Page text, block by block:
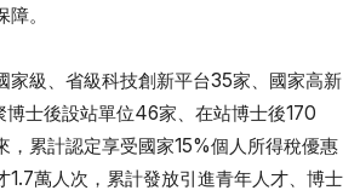
。
家級、省級科技創新平台35家、國家高新
士後設站單位46家、在站博士後170
，累計認定享受國家15%個人所得稅優惠
1.7萬人次，累計發放引進青年人才、博士